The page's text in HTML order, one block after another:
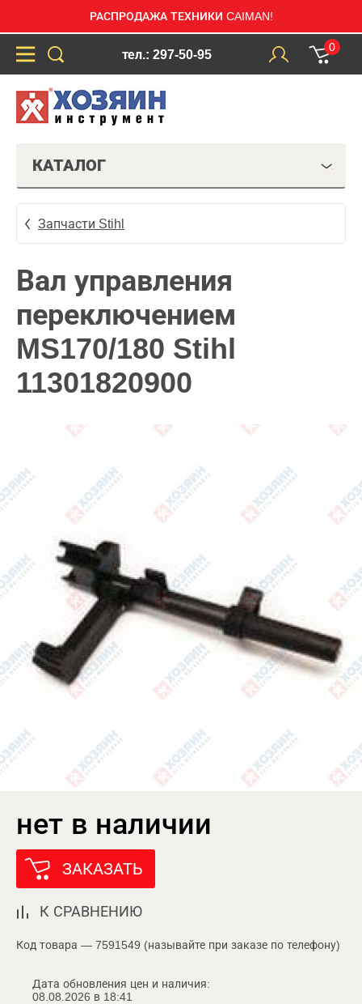
РАСПРОДАЖА ТЕХНИКИ CAIMAN!
тел.: 297-50-95
0
КАТАЛОГ
Запчасти Stihl
Вал управления
переключением
MS170/180 Stihl
11301820900
нет в наличии
ЗАКАЗАТЬ
К СРАВНЕНИЮ
Код товара — 7591549 (называйте при заказе по телефону)
Дата обновления цен и наличия:
08.08.2026 в 18:41